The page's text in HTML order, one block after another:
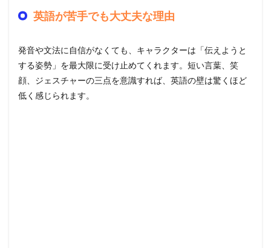
英語が苦手でも大丈夫な理由
発音や文法に自信がなくても、キャラクターは「伝えようと
する姿勢」を最大限に受け止めてくれます。短い言葉、笑
顔、ジェスチャーの三点を意識すれば、英語の壁は驚くほど
低く感じられます。